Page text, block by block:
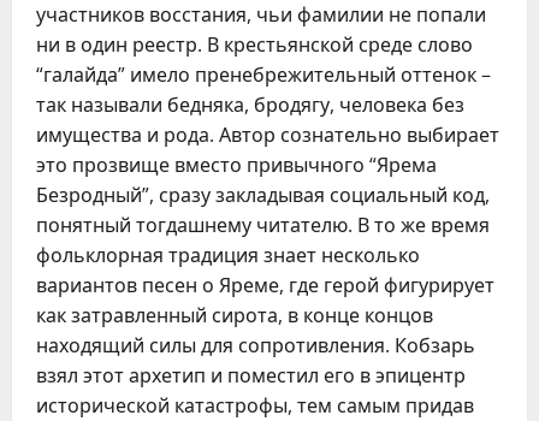
участников восстания, чьи фамилии не попали
ни в один реестр. В крестьянской среде слово
“галайда” имело пренебрежительный оттенок –
так называли бедняка, бродягу, человека без
имущества и рода. Автор сознательно выбирает
это прозвище вместо привычного “Ярема
Безродный”, сразу закладывая социальный код,
понятный тогдашнему читателю. В то же время
фольклорная традиция знает несколько
вариантов песен о Яреме, где герой фигурирует
как затравленный сирота, в конце концов
находящий силы для сопротивления. Кобзарь
взял этот архетип и поместил его в эпицентр
исторической катастрофы, тем самым придав